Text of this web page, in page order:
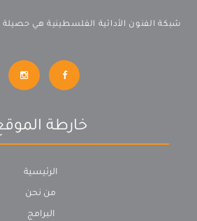
شبكة الفنون الأدائية الفلسطينية هي
خارطة
الرئيسية
من نحن
البرامج